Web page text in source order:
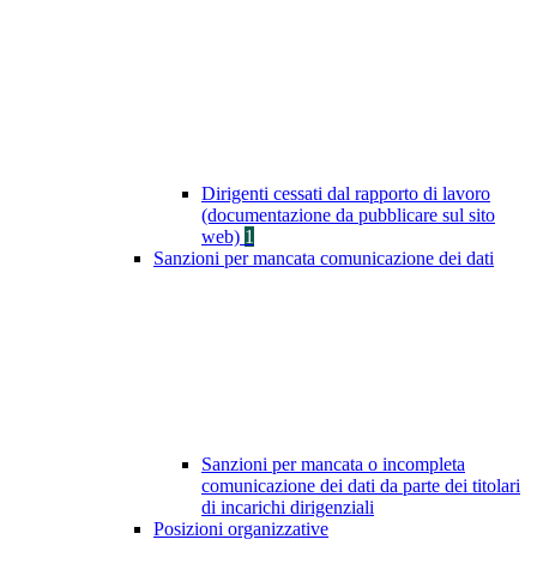
Dirigenti cessati dal rapporto di lavoro
(documentazione da pubblicare sul sito
web) 1
Sanzioni per mancata comunicazione dei dati
Sanzioni per mancata o incompleta
comunicazione dei dati da parte dei titolari
di incarichi dirigenziali
Posizioni organizzative